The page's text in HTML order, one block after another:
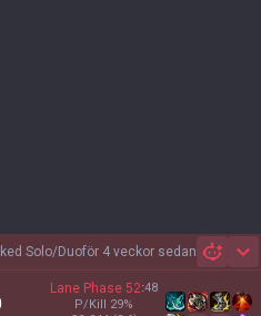
Solo/Duoför 4 veckor sedan
Lane Phase 52:48
P/Kill 29%